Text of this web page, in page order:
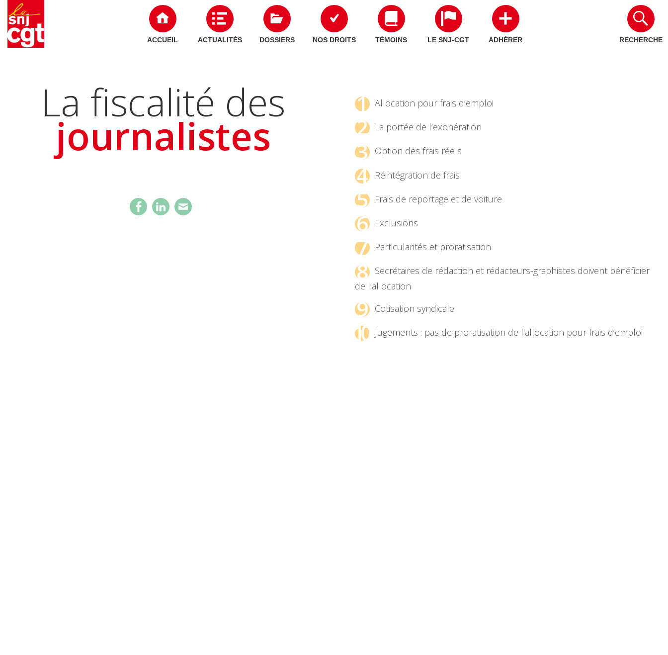
ACCUEIL ACTUALITÉS DOSSIERS NOS DROITS TÉMOINS LE SNJ-CGT ADHÉRER RECHERCHE
La fiscalité des
journalistes
1 Allocation pour frais d’emploi
2 La portée de l’exonération
3 Option des frais réels
4 Réintégration de frais
5 Frais de reportage et de voiture
6 Exclusions
7 Particularités et proratisation
8
Secrétaires de rédaction et rédacteurs-graphistes doivent bénéficier
de l’allocation
9 Cotisation syndicale
10 Jugements : pas de proratisation de l'allocation pour frais d’emploi